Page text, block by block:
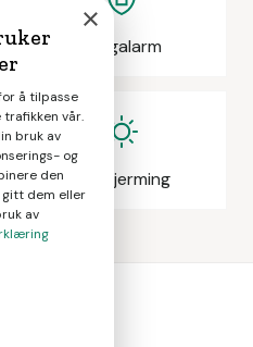
Boligalarm
Solskjerming
×
å tilpasse
trafikken vår.
bruk av
og
den
gitt dem eller
av